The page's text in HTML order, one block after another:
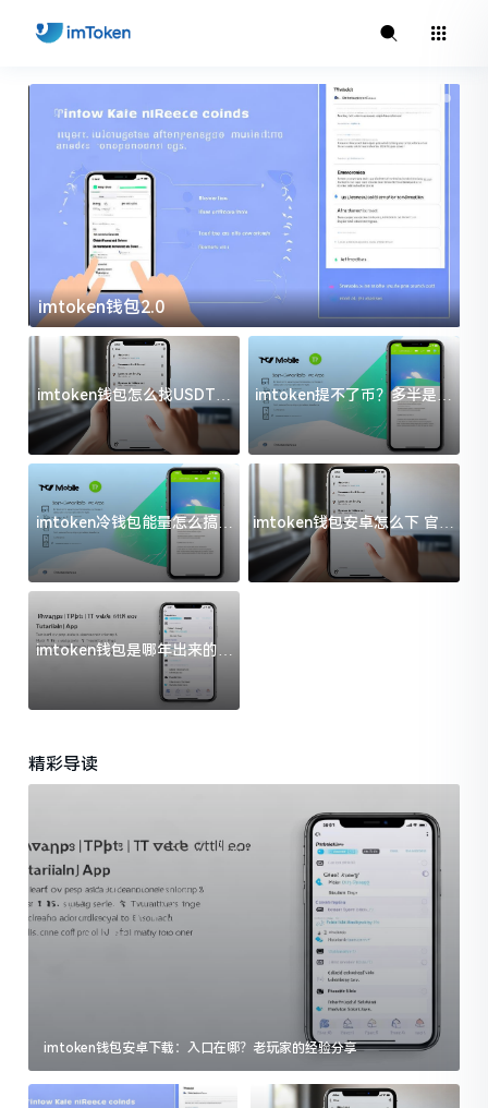
imtoken钱包2.0
imtoken钱包怎么找USDT地
址？三步搞定不踩坑
imtoken提不了币？多半是这
几件事没处理好
imtoken冷钱包能量怎么搞？
过来人告诉你门道
imtoken钱包安卓怎么下 官方
渠道避坑指南
imtoken钱包是哪年出来的？
一文给你说清楚
精彩导读
imtoken钱包安卓下载：入口在哪？老玩家的经验分享